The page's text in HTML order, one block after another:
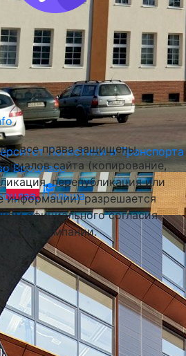
Польша
Логистики и Транспорта
Вроцлаве
Польша
– все права защищены.
сайта (копирование,
перепубликация или
информации) разрешается
официального согласия
компании.